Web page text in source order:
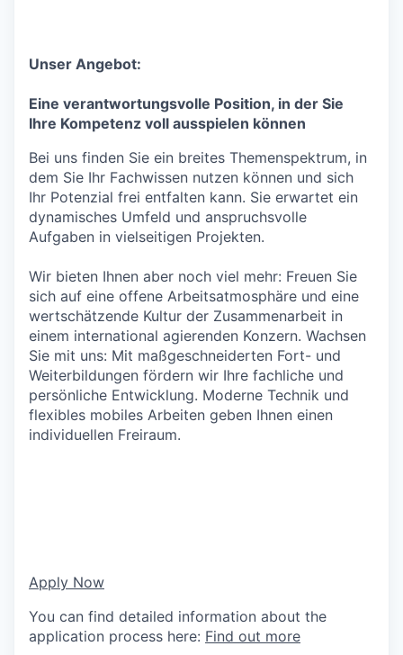
Unser Angebot:
Eine verantwortungsvolle Position, in der Sie
Ihre Kompetenz voll ausspielen können
Bei uns finden Sie ein breites Themenspektrum, in
dem Sie Ihr Fachwissen nutzen können und sich
Ihr Potenzial frei entfalten kann. Sie erwartet ein
dynamisches Umfeld und anspruchsvolle
Aufgaben in vielseitigen Projekten.
Wir bieten Ihnen aber noch viel mehr: Freuen Sie
sich auf eine offene Arbeitsatmosphäre und eine
wertschätzende Kultur der Zusammenarbeit in
einem international agierenden Konzern. Wachsen
Sie mit uns: Mit maßgeschneiderten Fort- und
Weiterbildungen fördern wir Ihre fachliche und
persönliche Entwicklung. Moderne Technik und
flexibles mobiles Arbeiten geben Ihnen einen
individuellen Freiraum.
Apply Now
You can find detailed information about the
application process here: Find out more